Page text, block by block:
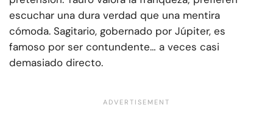
escuchar una dura verdad que una mentira
cómoda. Sagitario, gobernado por Júpiter, es
famoso por ser contundente… a veces casi
demasiado directo.